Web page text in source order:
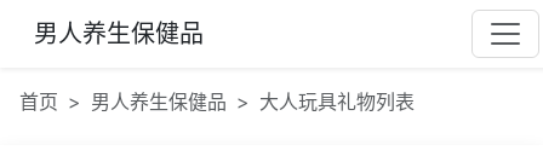
男人养生保健品
首页 男人养生保健品 大人玩具礼物列表